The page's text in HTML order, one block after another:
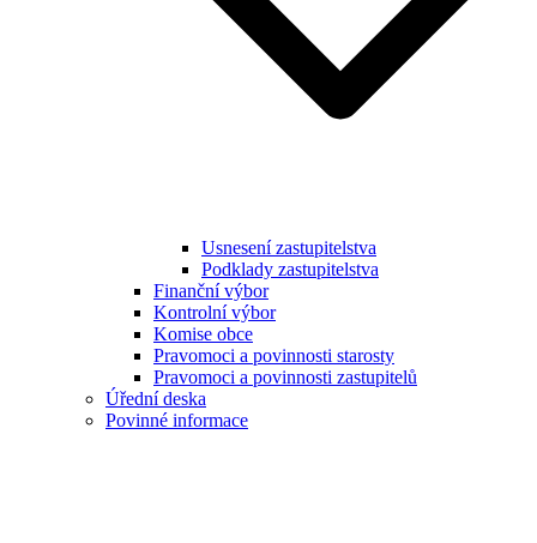
Usnesení zastupitelstva
Podklady zastupitelstva
Finanční výbor
Kontrolní výbor
Komise obce
Pravomoci a povinnosti starosty
Pravomoci a povinnosti zastupitelů
Úřední deska
Povinné informace